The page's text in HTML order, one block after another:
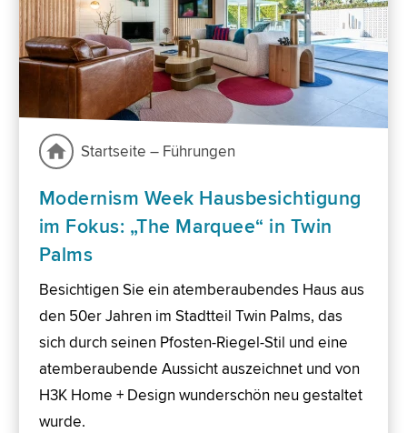
Startseite – Führungen
Modernism Week Hausbesichtigung
im Fokus: „The Marquee“ in Twin
Palms
Besichtigen Sie ein atemberaubendes Haus aus
den 50er Jahren im Stadtteil Twin Palms, das
sich durch seinen Pfosten-Riegel-Stil und eine
atemberaubende Aussicht auszeichnet und von
H3K Home + Design wunderschön neu gestaltet
wurde.